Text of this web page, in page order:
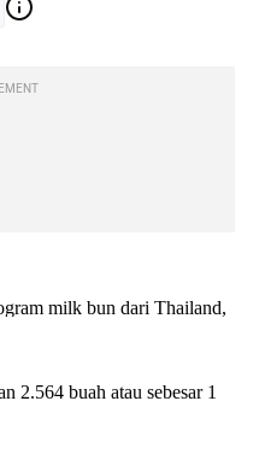
from external kumparan
from external kumparan